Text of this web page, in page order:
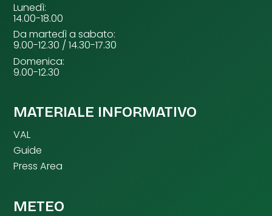
Lunedì:
14.00-18.00
Da martedì a sabato:
9.00-12.30 / 14.30-17.30
Domenica:
9.00-12.30
MATERIALE INFORMATIVO
VAL
Guide
Press Area
METEO